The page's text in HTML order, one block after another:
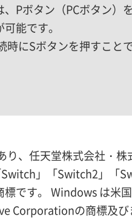
、Pボタン（PCボタン
能です。
時にSボタンを押すこと
、任天堂株式会社・
」「Switch2」「
です。 Windows は
Corporationの商標及